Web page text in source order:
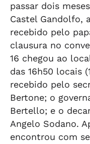
passar dois
Castel Gandolfo,
recebido pelo
clausura no
16 chegou ao
das 16h50 locais
recebido pelo
Bertone; o
Bertello; e o
Angelo Sodano.
encontrou com